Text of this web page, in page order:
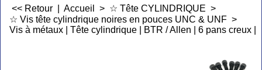
<< Retour Accueil > ☆ Tête CYLINDRIQUE >
☆ Vis tête cylindrique noires en pouces UNC & UNF >
Vis à métaux | Tête cylindrique | BTR / Allen | 6 pans creux